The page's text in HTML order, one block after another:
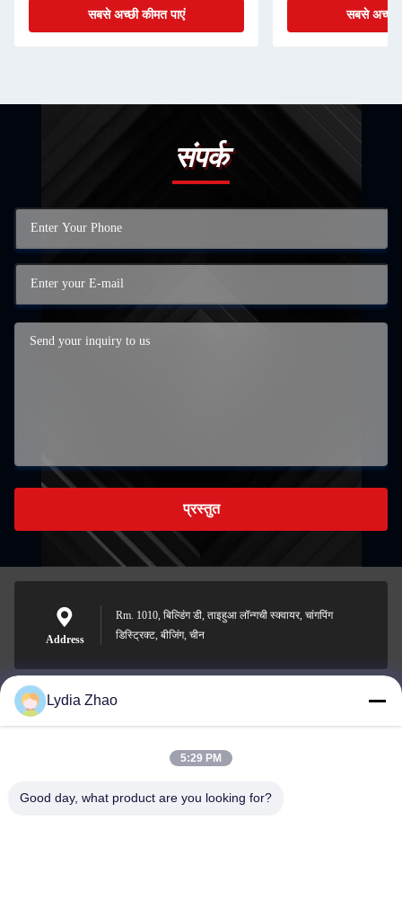
सबसे अच्छी कीमत पाएं सबसे अच्छी
संपर्क
प्रस्तुत
Address
Rm. 1010, बिल्डिंग डी, ताइहुआ लॉन्गची स्क्वायर, चांगपिंग
डिस्ट्रिक्ट, बीजिंग, चीन
jesingd@vip.sina.com
Lydia Zhao
5:29 PM
Good day, what product are you looking for?